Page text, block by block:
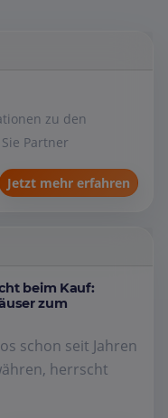
zu den
Partner
Jetzt mehr erfahren
beim Kauf:
zum
schon seit Jahren
herrscht